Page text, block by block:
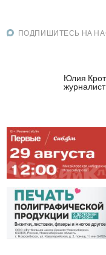
ПОДПИШИТЕСЬ НА
Юлия
журналист